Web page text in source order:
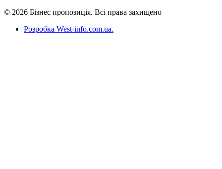
© 2026 Бізнес пропозиція. Всі права захищено
Розробка West-info.com.ua.